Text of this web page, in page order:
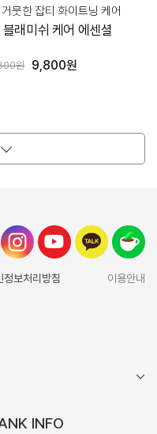
뭇한 잡티 화이트닝 케어
래미쉬 케어 에센셜
원 9,800원
정보처리방침
이용안내
INFO